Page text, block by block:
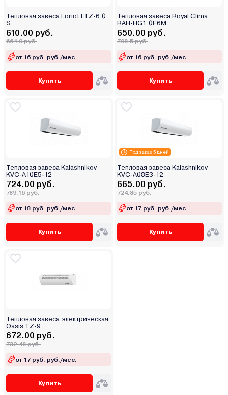
Тепловая завеса Loriot LTZ-6.0
S
610.00 руб.
664.9 руб.
от 16 руб. руб./мес.
Купить
Тепловая завеса Royal Clima
RAH-HG1.0E6M
650.00 руб.
708.5 руб.
от 16 руб. руб./мес.
Купить
Тепловая завеса Kalashnikov
KVC-A10E5-12
724.00 руб.
789.16 руб.
от 18 руб. руб./мес.
Купить
Под заказ 5 дней
Тепловая завеса Kalashnikov
KVC-A08E3-12
665.00 руб.
724.85 руб.
от 17 руб. руб./мес.
Купить
Тепловая завеса электрическая
Oasis TZ-9
672.00 руб.
732.48 руб.
от 17 руб. руб./мес.
Купить